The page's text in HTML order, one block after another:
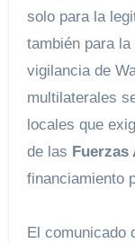
solo para la
también para
vigilancia de
multilaterales
locales que
de las Fuerzas
financiamiento
El comunicado